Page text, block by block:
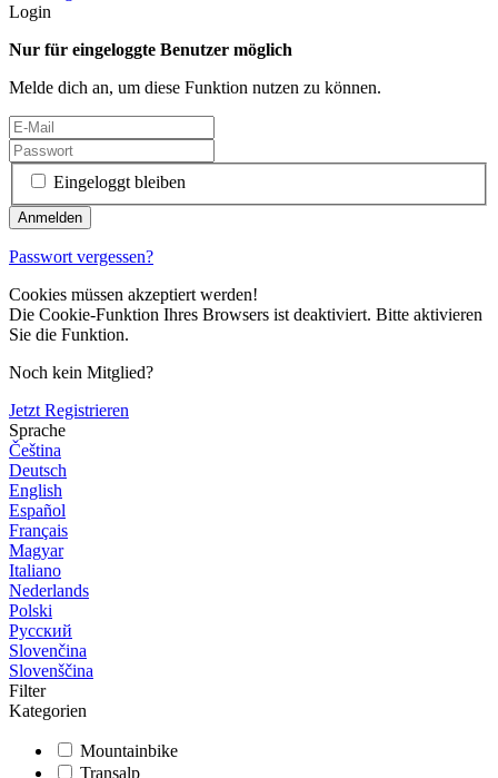
Login
Nur für eingeloggte Benutzer möglich
Melde dich an, um diese Funktion nutzen zu können.
Eingeloggt bleiben
Passwort vergessen?
Cookies müssen akzeptiert werden!
Die Cookie-Funktion Ihres Browsers ist deaktiviert. Bitte aktivieren
Sie die Funktion.
Noch kein Mitglied?
Jetzt Registrieren
Sprache
Čeština
Deutsch
English
Español
Français
Magyar
Italiano
Nederlands
Polski
Русский
Slovenčina
Slovenščina
Filter
Kategorien
Mountainbike
Transalp